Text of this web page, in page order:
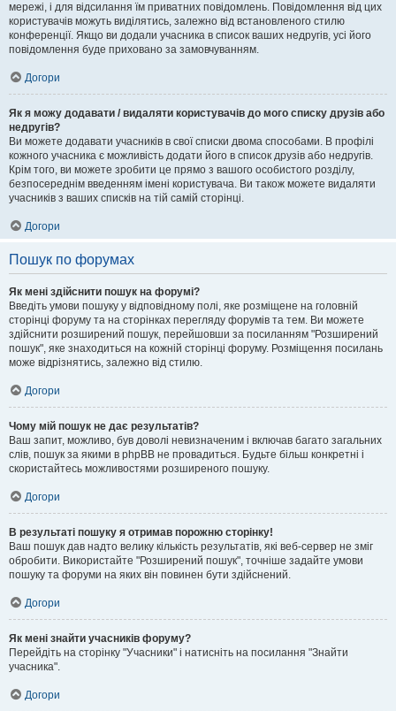
мережі, і для відсилання їм приватних повідомлень. Повідомлення від цих
користувачів можуть виділятись, залежно від встановленого стилю
конференції. Якщо ви додали учасника в список ваших недругів, усі його
повідомлення буде приховано за замовчуванням.
Догори
Як я можу додавати / видаляти користувачів до мого списку друзів або
недругів?
Ви можете додавати учасників в свої списки двома способами. В профілі
кожного учасника є можливість додати його в список друзів або недругів.
Крім того, ви можете зробити це прямо з вашого особистого розділу,
безпосереднім введенням імені користувача. Ви також можете видаляти
учасників з ваших списків на тій самій сторінці.
Догори
Пошук по форумах
Як мені здійснити пошук на форумі?
Введіть умови пошуку у відповідному полі, яке розміщене на головній
сторінці форуму та на сторінках перегляду форумів та тем. Ви можете
здійснити розширений пошук, перейшовши за посиланням "Розширений
пошук", яке знаходиться на кожній сторінці форуму. Розміщення посилань
може відрізнятись, залежно від стилю.
Догори
Чому мій пошук не дає результатів?
Ваш запит, можливо, був доволі невизначеним і включав багато загальних
слів, пошук за якими в phpBB не провадиться. Будьте більш конкретні і
скористайтесь можливостями розширеного пошуку.
Догори
В результаті пошуку я отримав порожню сторінку!
Ваш пошук дав надто велику кількість результатів, які веб-сервер не зміг
обробити. Використайте "Розширений пошук", точніше задайте умови
пошуку та форуми на яких він повинен бути здійснений.
Догори
Як мені знайти учасників форуму?
Перейдіть на сторінку "Учасники" і натисніть на посилання "Знайти
учасника".
Догори